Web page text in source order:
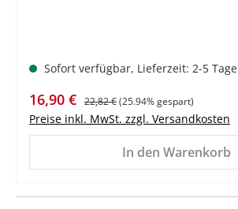
Sofort verfügbar, Lieferzeit: 2-5 Tage
Verkaufspreis:
16,90 € Regulärer Preis:
22,82 €(25.94% gespart)
Preise inkl. MwSt. zzgl. Versandkosten
In den Warenkorb